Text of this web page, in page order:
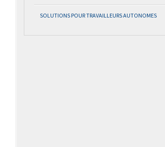
SOLUTIONS POUR TRAVAILLEURS AUTONOMES